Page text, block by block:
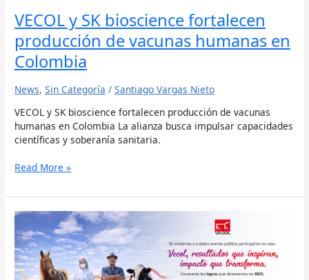
VECOL y SK bioscience fortalecen
producción de vacunas humanas en
Colombia
News,Sin Categoría /Santiago Vargas Nieto
VECOL y SK bioscience fortalecen producción de vacunas
humanas en Colombia La alianza busca impulsar capacidades
científicas y soberanía sanitaria.
Read More »
Evento
público
participativo
en
vivo.